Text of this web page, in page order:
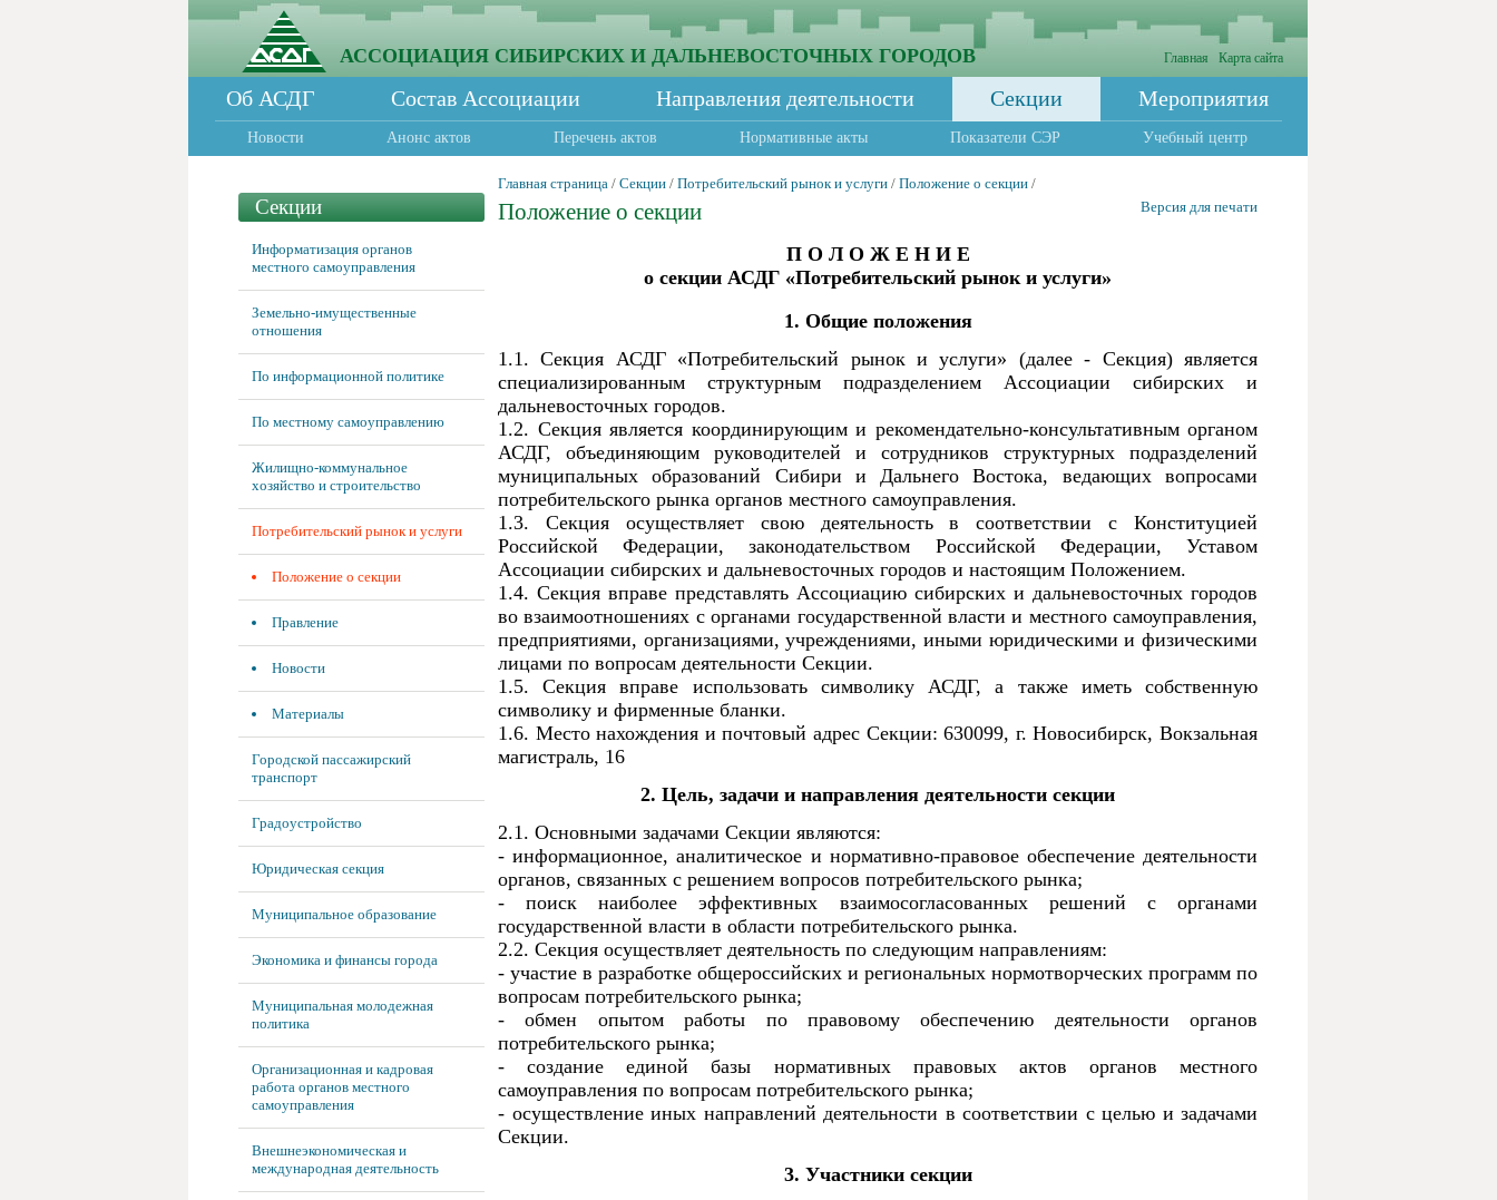
АССОЦИАЦИЯ СИБИРСКИХ И ДАЛЬНЕВОСТОЧНЫХ ГОРОДОВ Главная Карта сайта
Об АСДГ Состав Ассоциации Направления деятельности Секции Мероприятия
Новости Анонс актов Перечень актов Нормативные акты Показатели СЭР Учебный центр
Секции
Информатизация органов
местного самоуправления
Земельно-имущественные
отношения
По информационной политике
По местному самоуправлению
Жилищно-коммунальное
хозяйство и строительство
Потребительский рынок и услуги
Положение о секции
Правление
Новости
Материалы
Городской пассажирский
транспорт
Градоустройство
Юридическая секция
Муниципальное образование
Экономика и финансы города
Муниципальная молодежная
политика
Организационная и кадровая
работа органов местного
самоуправления
Внешнеэкономическая и
международная деятельность
Главная страница / Секции / Потребительский рынок и услуги / Положение о секции /
Положение о секции Версия для печати
П О Л О Ж Е Н И Е
о секции АСДГ «Потребительский рынок и услуги»
1. Общие положения
1.1. Секция АСДГ «Потребительский рынок и услуги» (далее - Секция) является
специализированным структурным подразделением Ассоциации сибирских и
дальневосточных городов.
1.2. Секция является координирующим и рекомендательно-консультативным органом
АСДГ, объединяющим руководителей и сотрудников структурных подразделений
муниципальных образований Сибири и Дальнего Востока, ведающих вопросами
потребительского рынка органов местного самоуправления.
1.3. Секция осуществляет свою деятельность в соответствии с Конституцией
Российской Федерации, законодательством Российской Федерации, Уставом
Ассоциации сибирских и дальневосточных городов и настоящим Положением.
1.4. Секция вправе представлять Ассоциацию сибирских и дальневосточных городов
во взаимоотношениях с органами государственной власти и местного самоуправления,
предприятиями, организациями, учреждениями, иными юридическими и физическими
лицами по вопросам деятельности Секции.
1.5. Секция вправе использовать символику АСДГ, а также иметь собственную
символику и фирменные бланки.
1.6. Место нахождения и почтовый адрес Секции: 630099, г. Новосибирск, Вокзальная
магистраль, 16
2. Цель, задачи и направления деятельности секции
2.1. Основными задачами Секции являются:
- информационное, аналитическое и нормативно-правовое обеспечение деятельности
органов, связанных с решением вопросов потребительского рынка;
- поиск наиболее эффективных взаимосогласованных решений с органами
государственной власти в области потребительского рынка.
2.2. Секция осуществляет деятельность по следующим направлениям:
- участие в разработке общероссийских и региональных нормотворческих программ по
вопросам потребительского рынка;
- обмен опытом работы по правовому обеспечению деятельности органов
потребительского рынка;
- создание единой базы нормативных правовых актов органов местного
самоуправления по вопросам потребительского рынка;
- осуществление иных направлений деятельности в соответствии с целью и задачами
Секции.
3. Участники секции